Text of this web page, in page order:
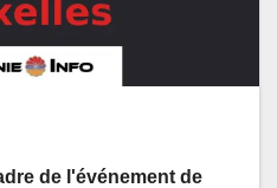
de l'événement de